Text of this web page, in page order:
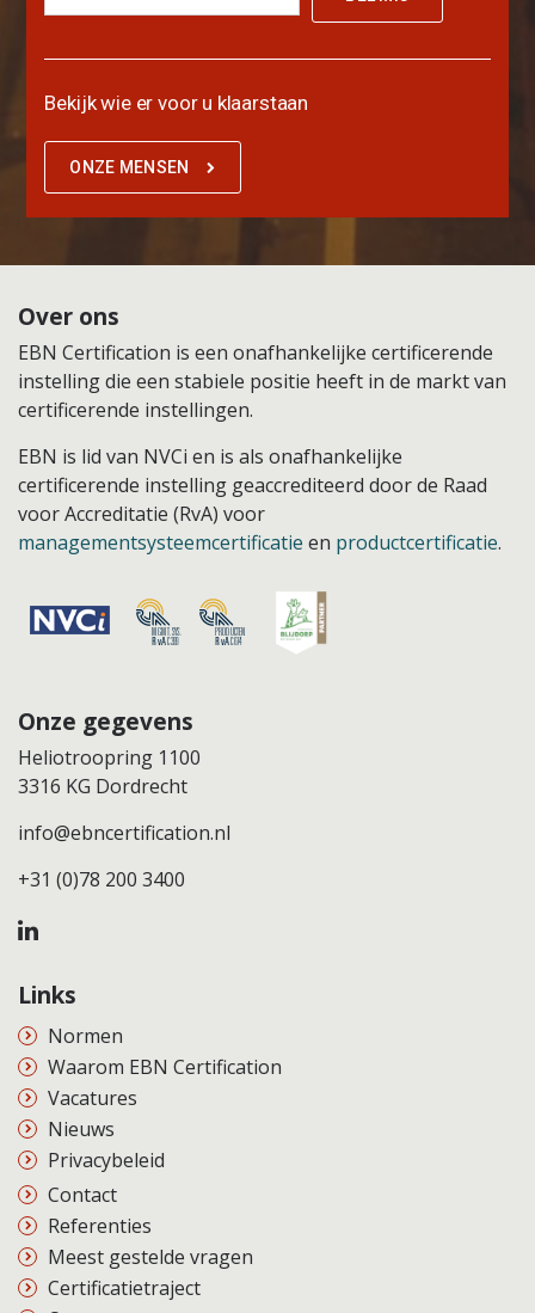
Bekijk wie er voor u klaarstaan
ONZE MENSEN
Over ons
EBN Certification is een onafhankelijke certificerende
instelling die een stabiele positie heeft in de markt van
certificerende instellingen.
EBN is lid van NVCi en is als onafhankelijke
certificerende instelling geaccrediteerd door de Raad
voor Accreditatie (RvA) voor
managementsysteemcertificatie en productcertificatie.
Onze gegevens
Heliotroopring 1100
3316 KG Dordrecht
info@ebncertification.nl
+31 (0)78 200 3400
Links
Normen
Waarom EBN Certification
Vacatures
Nieuws
Privacybeleid
Contact
Referenties
Meest gestelde vragen
Certificatietraject